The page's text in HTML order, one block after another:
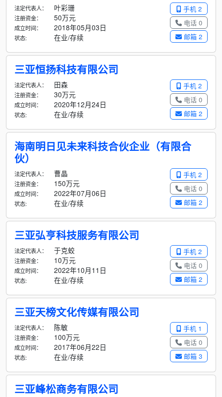
手机 2
电话 0
邮箱 2
法定代表人： 叶彩珊
注册资金： 50万元
成立时间： 2018年05月03日
状态: 在业/存续
三亚恒扬科技有限公司
手机 2
电话 0
邮箱 2
法定代表人： 田森
注册资金： 30万元
成立时间： 2020年12月24日
状态: 在业/存续
海南明日见未来科技合伙企业（有限合
伙）
手机 2
电话 0
邮箱 2
法定代表人： 曹晶
注册资金： 150万元
成立时间： 2022年07月06日
状态: 在业/存续
三亚弘亨科技服务有限公司
手机 2
电话 0
邮箱 2
法定代表人： 于克蛟
注册资金： 10万元
成立时间： 2022年10月11日
状态: 在业/存续
三亚天榜文化传媒有限公司
手机 1
电话 0
邮箱 3
法定代表人： 陈敏
注册资金： 100万元
成立时间： 2017年06月22日
状态: 在业/存续
三亚峰松商务有限公司